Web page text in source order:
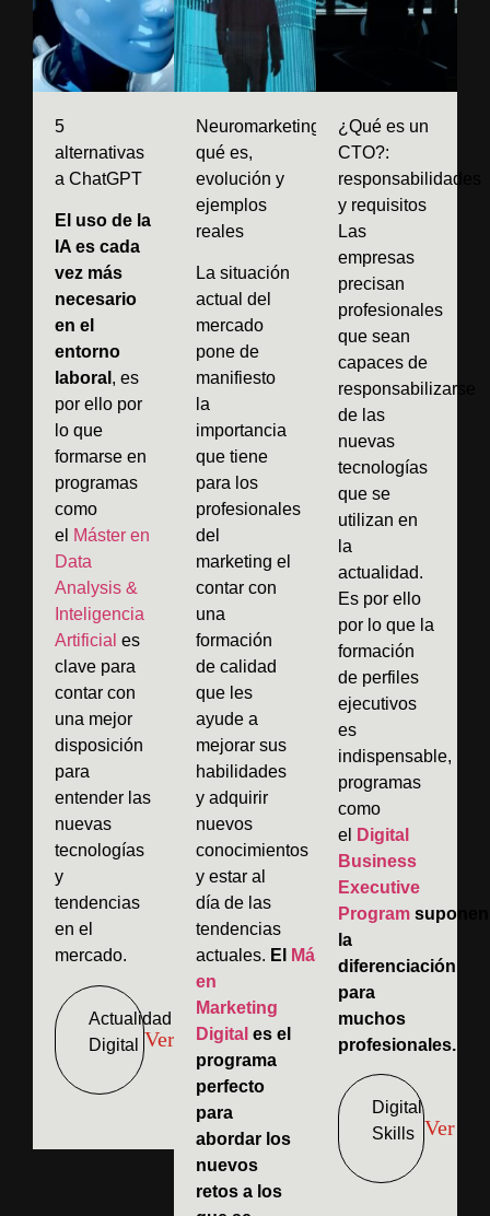
5
alternativas
a ChatGPT
El uso de la
IA es cada
vez más
necesario
en el
entorno
laboral , es
por ello por
lo que
formarse en
programas
como
el Máster en
Data
Analysis &
Inteligencia
Artificial es
clave para
contar con
una mejor
disposición
para
entender las
nuevas
tecnologías
y
tendencias
en el
mercado.
Actualidad
Digital Ver
Neuromarketing:
qué es,
evolución y
ejemplos
reales
La situación
actual del
mercado
pone de
manifiesto
la
importancia
que tiene
para los
profesionales
del
marketing el
contar con
una
formación
de calidad
que les
ayude a
mejorar sus
habilidades
y adquirir
nuevos
conocimientos
y estar al
día de las
tendencias
actuales. El
Máster
en
Marketing
Digital es el
programa
perfecto
para
abordar los
nuevos
retos a los
¿Qué es un
CTO?:
responsabilidades
y requisitos
Las
empresas
precisan
profesionales
que sean
capaces de
responsabilizarse
de las
nuevas
tecnologías
que se
utilizan en
la
actualidad.
Es por ello
por lo que la
formación
de perfiles
ejecutivos
es
indispensable,
programas
como
el
Digital
Business
Executive
Programsuponen
la
diferenciación
para
muchos
profesionales.
Digital
Skills Ver